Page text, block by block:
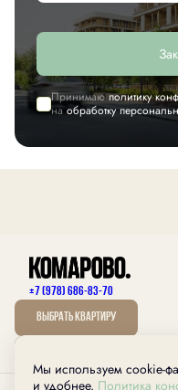
Принимаюполитику
наобработку
+7 (978) 686-83-70
Выбрать квартиру
дом.рф
Мы используем cookie-
и удобнее. Политика